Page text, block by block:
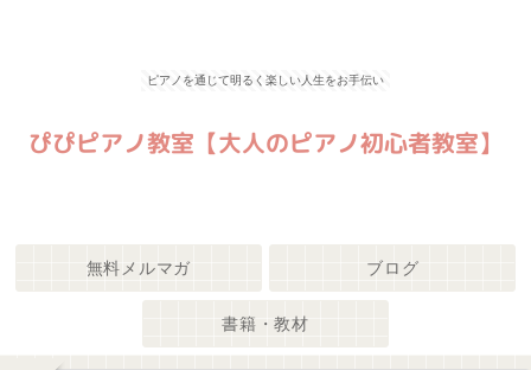
ピアノを通じて明るく楽しい人生をお手伝い
無料メルマガ ブログ
書籍・教材